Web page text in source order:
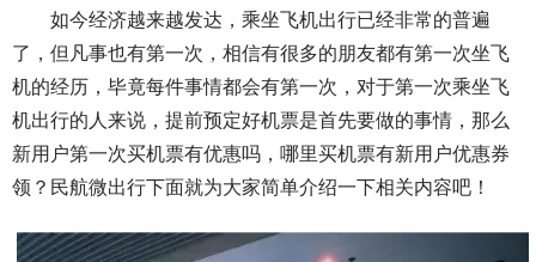
如今经济越来越发达，乘坐飞机出行已经非常的普遍
了，但凡事也有第一次，相信有很多的朋友都有第一次坐飞
机的经历，毕竟每件事情都会有第一次，对于第一次乘坐飞
机出行的人来说，提前预定好机票是首先要做的事情，那么
新用户第一次买机票有优惠吗，哪里买机票有新用户优惠券
领？民航微出行下面就为大家简单介绍一下相关内容吧！